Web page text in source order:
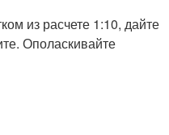
из расчете 1:10, дайте
Ополаскивайте